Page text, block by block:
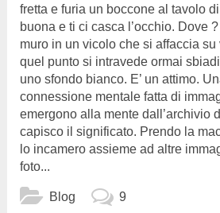
fretta e furia un boccone al tavolo
buona e ti ci casca l’occhio. Dove
muro in un vicolo che si affaccia
quel punto si intravede ormai
uno sfondo bianco. E’ un attimo.
connessione mentale fatta di
emergono alla mente dall’archivio
capisco il significato. Prendo la
lo incamero assieme ad altre
foto...
Blog 9